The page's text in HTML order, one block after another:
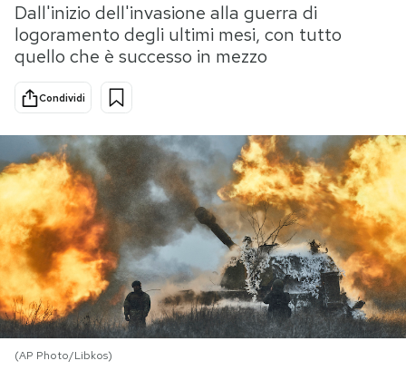
Tecnologia
Internet
Scienza
Cultura
Economia
Sport
Storie/Idee
Ok Boomer!
Media
Mondiali calcio 2026
PODCAST
NEWSLETTER
I MIEI PREFERITI
Dall'inizio dell'invasione alla guerra di
logoramento degli ultimi mesi, con tutto
quello che è successo in mezzo
Condividi
(AP Photo/Libkos)